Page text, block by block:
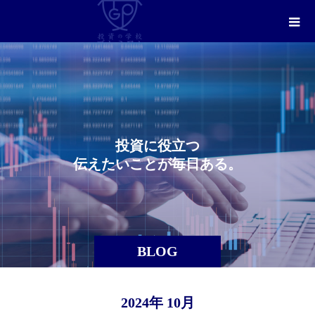
BLOG
投資に役立つ
伝え たいことが毎日ある。
2024年 10月